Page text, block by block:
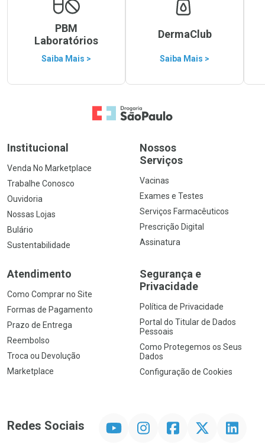
PBM
Laboratórios
Saiba Mais >
DermaClub
Saiba Mais >
Ir para a Home
Institucional
Venda No Marketplace
Trabalhe Conosco
Ouvidoria
Nossas Lojas
Bulário
Sustentabilidade
Nossos
Serviços
Vacinas
Exames e Testes
Serviços Farmacêuticos
Prescrição Digital
Assinatura
Atendimento
Como Comprar no Site
Formas de Pagamento
Prazo de Entrega
Reembolso
Troca ou Devolução
Marketplace
Segurança e
Privacidade
Política de Privacidade
Portal do Titular de Dados
Pessoais
Como Protegemos os Seus
Dados
Configuração de Cookies
Redes Sociais InstagramFacebookTwitter Linkedin